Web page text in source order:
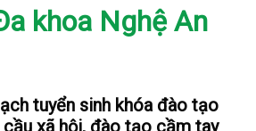
khoa Nghệ An
tuyển sinh khóa đào tạo
xã hội, đào tạo cầm tay